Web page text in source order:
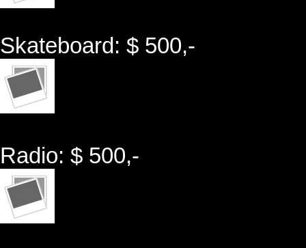
Skateboard: $ 500,-
Radio: $ 500,-